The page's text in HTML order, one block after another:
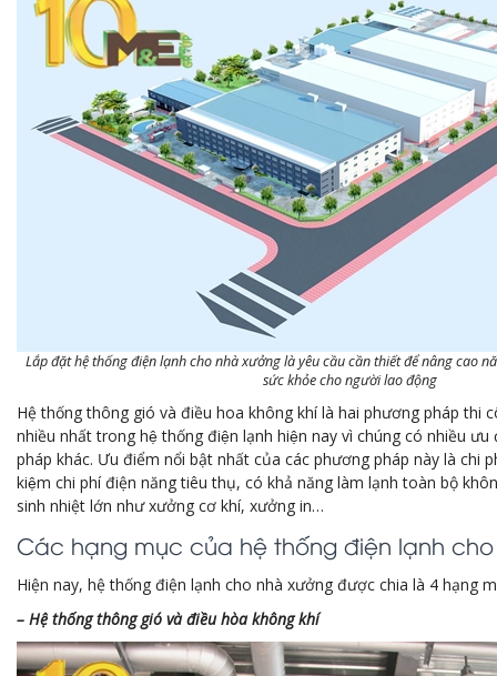
Lắp đặt hệ thống điện lạnh cho nhà xưởng là yêu cầu cần thiết để nâng cao
sức khỏe cho người lao động
Hệ thống thông gió và điều hoa không khí là hai phương pháp thi
nhiều nhất trong hệ thống điện lạnh hiện nay vì chúng có nhiều
pháp khác. Ưu điểm nổi bật nhất của các phương pháp này là chi
kiệm chi phí điện năng tiêu thụ, có khả năng làm lạnh toàn bộ
sinh nhiệt lớn như xưởng cơ khí, xưởng in…
Các hạng mục của hệ thống điện lạnh
Hiện nay, hệ thống điện lạnh cho nhà xưởng được chia là 4 hạng
– Hệ thống thông gió và điều hòa không khí